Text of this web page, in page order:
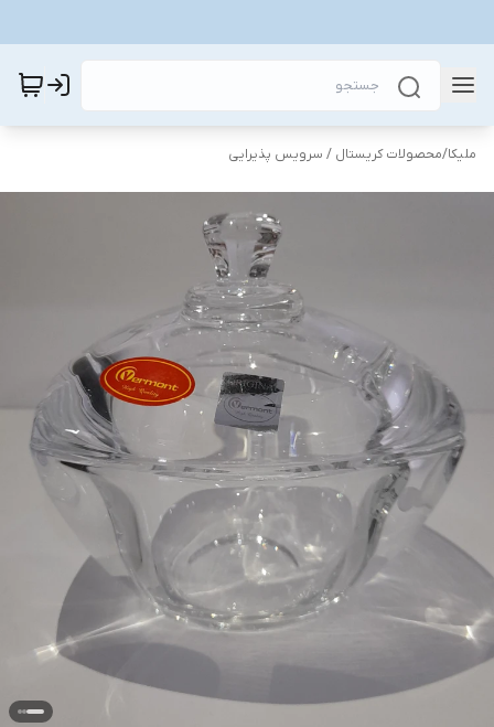
ملیکا/محصولات کریستال / سرویس پذیرایی